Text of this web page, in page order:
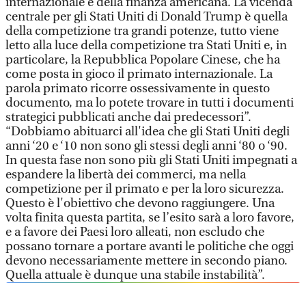
centrale per gli Stati Uniti di Donald Trump è quella
della competizione tra grandi potenze, tutto viene
letto alla luce della competizione tra Stati Uniti e, in
particolare, la Repubblica Popolare Cinese, che ha
come posta in gioco il primato internazionale. La
parola primato ricorre ossessivamente in questo
documento, ma lo potete trovare in tutti i documenti
strategici pubblicati anche dai predecessori”.
“Dobbiamo abituarci all'idea che gli Stati Uniti degli
anni ‘20 e ‘10 non sono gli stessi degli anni ‘80 o ‘90.
In questa fase non sono più gli Stati Uniti impegnati a
espandere la libertà dei commerci, ma nella
competizione per il primato e per la loro sicurezza.
Questo è l'obiettivo che devono raggiungere. Una
volta finita questa partita, se l’esito sarà a loro favore,
e a favore dei Paesi loro alleati, non escludo che
possano tornare a portare avanti le politiche che oggi
devono necessariamente mettere in secondo piano.
Quella attuale è dunque una stabile instabilità”.